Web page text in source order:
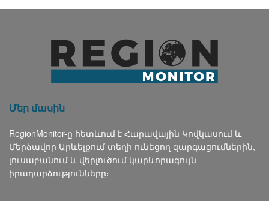
Մեր մասին
RegionMonitor-ը հետևում է Հարավային Կովկասում և
Մերձավոր Արևելքում տեղի ունեցող զարգացումներին,
լուսաբանում և վերլուծում կարևորագույն
իրադարձությունները։